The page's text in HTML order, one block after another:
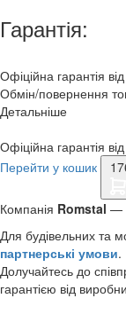
Гарантія:
Офіційна гарантія
Обмін/повернення
Детальніше
Офіційна гарантія
Перейти у кошик
Компанія Romstal —
Для будівельних та
партнерські умови.
Долучайтесь до
гарантією від